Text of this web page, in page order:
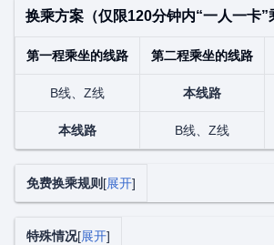
换乘方案（仅限120分钟内“一人一卡”
第一程乘坐的线路 第二程乘坐的线路
B线、Z线
本线路
本线路
B线、Z线
展开
免费换乘规则
展开
特殊情况